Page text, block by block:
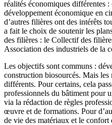
réalités économiques différentes
développement économique en
d’autres filières ont des intérêts
a fait le choix de soutenir les
des filières : le Collectif des
Association des industriels de la
Les objectifs sont communs :
construction biosourcés. Mais
différents. Pour certains, cela
professionnels du bâtiment pour
via la rédaction de règles
œuvre et de formations. Pour
de vie des matériaux et le confort